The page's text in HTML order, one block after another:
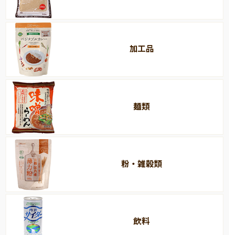
加工品
麺類
粉・雑穀類
飲料